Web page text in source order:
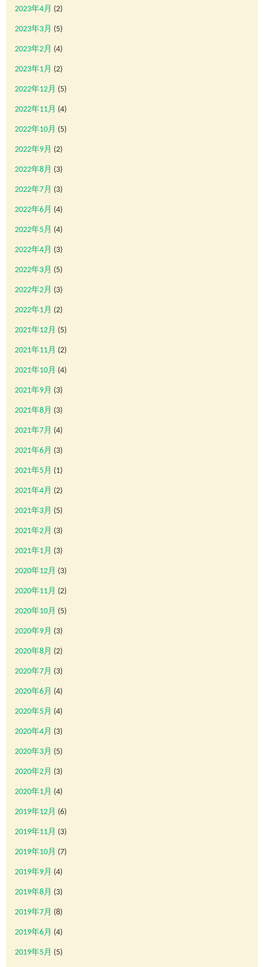
2023年4月 (2)
2023年3月 (5)
2023年2月 (4)
2023年1月 (2)
2022年12月 (5)
2022年11月 (4)
2022年10月 (5)
2022年9月 (2)
2022年8月 (3)
2022年7月 (3)
2022年6月 (4)
2022年5月 (4)
2022年4月 (3)
2022年3月 (5)
2022年2月 (3)
2022年1月 (2)
2021年12月 (5)
2021年11月 (2)
2021年10月 (4)
2021年9月 (3)
2021年8月 (3)
2021年7月 (4)
2021年6月 (3)
2021年5月 (1)
2021年4月 (2)
2021年3月 (5)
2021年2月 (3)
2021年1月 (3)
2020年12月 (3)
2020年11月 (2)
2020年10月 (5)
2020年9月 (3)
2020年8月 (2)
2020年7月 (3)
2020年6月 (4)
2020年5月 (4)
2020年4月 (3)
2020年3月 (5)
2020年2月 (3)
2020年1月 (4)
2019年12月 (6)
2019年11月 (3)
2019年10月 (7)
2019年9月 (4)
2019年8月 (3)
2019年7月 (8)
2019年6月 (4)
2019年5月 (5)